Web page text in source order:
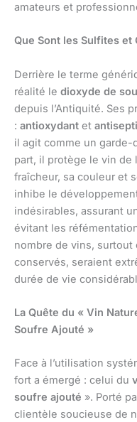
amateurs et
Que Sont les Sulfites et
Derrière le terme
réalité le dioxyde de
depuis l’Antiquité. Ses
: antioxydant et
il agit comme un garde-
part, il protège le vin de
fraîcheur, sa couleur et
inhibe le
indésirables, assurant
évitant les
nombre de vins, surtout
conservés, seraient
durée de vie
La Quête du « Vin
Soufre Ajouté »
Face à l’utilisation
fort a émergé : celui du
soufre ajouté ». Porté
clientèle soucieuse de